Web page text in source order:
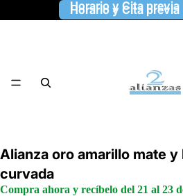
Horario y Cita previa
Horario y Cita previa
Alianza oro amarillo mate
curvada
Compra ahora y recíbelo del 21 al 23